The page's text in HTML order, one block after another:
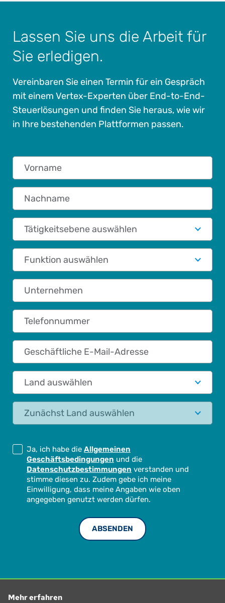
Lassen Sie uns die Arbeit für
Sie erledigen.
Vereinbaren Sie einen Termin für ein Gespräch
mit einem Vertex-Experten über End-to-End-
Steuerlösungen und finden Sie heraus, wie wir
in Ihre bestehenden Plattformen passen.
Vorname
Nachname
Tätigkeitsebene auswählen
Funktionale Rolle
Unternehmen
Telefonnummer
Geschäftliche E-Mail-Adresse
Land auswählen
Status
Ja, ich habe die Allgemeinen
Geschäftsbedingungen und die
Datenschutzbestimmungen verstanden und
stimme diesen zu. Zudem gebe ich meine
Einwilligung, dass meine Angaben wie oben
angegeben genutzt werden dürfen.
Mehr erfahren